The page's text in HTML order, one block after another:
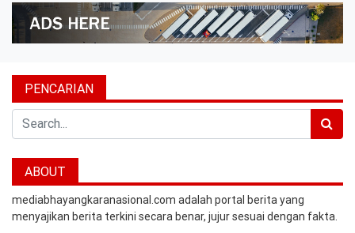
PENCARIAN
Search
ABOUT
mediabhayangkaranasional.com adalah portal berita yang
menyajikan berita terkini secara benar, jujur sesuai dengan fakta.